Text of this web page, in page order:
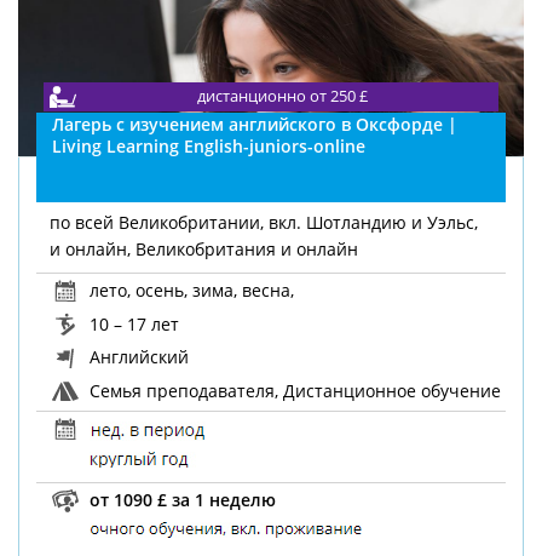
Лагерь с изучением английского в Оксфорде |
Living Learning English-juniors-online
дистанционно от 250 £
по всей Великобритании, вкл. Шотландию и Уэльс,
и онлайн, Великобритания и онлайн
лето,осень,зима, весна,
10 – 17 лет
Английский
Семья преподавателя, Дистанционное обучение
от 1090 £ за 1 неделю